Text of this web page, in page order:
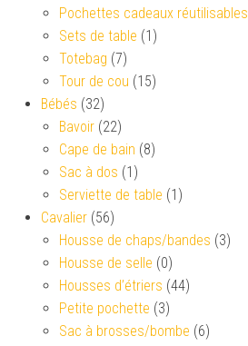
Pochettes cadeaux réutilisables
Sets de table (1)
Totebag (7)
Tour de cou (15)
Bébés (32)
Bavoir (22)
Cape de bain (8)
Sac à dos (1)
Serviette de table (1)
Cavalier (56)
Housse de chaps/bandes (3)
Housse de selle (0)
Housses d’étriers (44)
Petite pochette (3)
Sac à brosses/bombe (6)